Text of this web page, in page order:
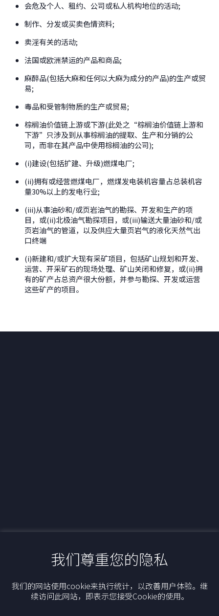
会危及个人、租约、公司或私人机构地位的活动;
制作、分发或买卖色情资料;
卖淫有关的活动;
法国或欧洲禁运的产品和商品;
麻醉品(包括大麻和任何以大麻为成分的产品)的生产或贸
易;
毒品和受管制物质的生产或贸易;
棕榈油价值链上游或下游(此处之“棕榈油价值链上游和
下游”只涉及到从事棕榈油的提取、生产和分销的公
司，而非在其产品中使用棕榈油的公司);
(i)建设(包括扩建、升级)燃煤电厂;
(ii)拥有或经营燃煤电厂，燃煤发电装机容量占总装机容
量30%以上的发电行业;
(iii)从事油砂和/或页岩油气的勘探、开发和生产的项
目，或(ii)北极油气勘探项目，或(iii)输送大量油砂和/或
页岩油气的管道，以及供应大量页岩气的液化天然气出
口终端
(i)新建和/或扩大现有采矿项目，包括矿山规划和开发、
运营、开采矿石的现场处理、矿山关闭和修复，或(ii)拥
有的矿产占总资产很大份额，并参与勘探、开发或运营
这些矿产的项目。
我们尊重您的隐私
我们的网站使用cookie来执行统计，以改善用户体验。继
续访问此网站，即表示您接受Cookie的使用。